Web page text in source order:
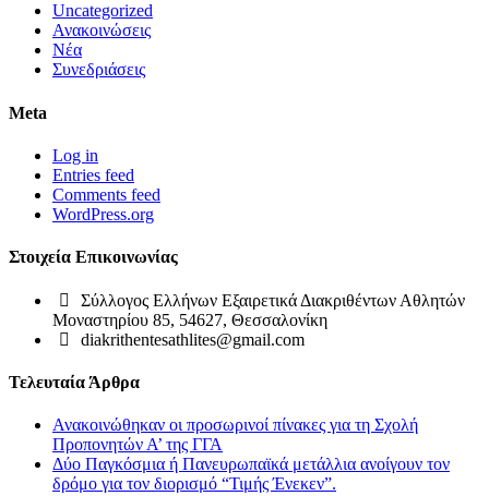
Uncategorized
Ανακοινώσεις
Νέα
Συνεδριάσεις
Meta
Log in
Entries feed
Comments feed
WordPress.org
Στοιχεία Επικοινωνίας
Σύλλογος Ελλήνων Εξαιρετικά Διακριθέντων Αθλητών
Μοναστηρίου 85, 54627, Θεσσαλονίκη
diakrithentesathlites@gmail.com
Τελευταία Άρθρα
Ανακοινώθηκαν οι προσωρινοί πίνακες για τη Σχολή
Προπονητών Α’ της ΓΓΑ
Δύο Παγκόσμια ή Πανευρωπαϊκά μετάλλια ανοίγουν τον
δρόμο για τον διορισμό “Τιμής Ένεκεν”.